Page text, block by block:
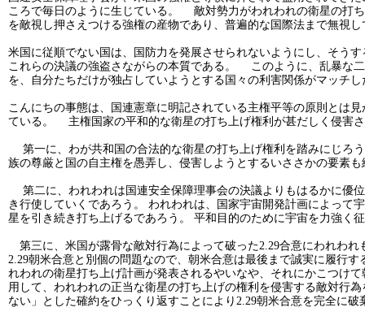
ころで毎日のように生じている。 敵対勢力がわれわれの衛星の打
を敵視し押さえつける強権の産物であり、普遍的な国際法まで無
米国に従順でない国は、国防力を発展させられないようにし、そう
これらの決議の強盗さながらの本質である。 このように、乱暴な
を、自分たちだけが独占していようとする国々の利害関係がマッ
こんにちの事態は、国連憲章に明記されている主権平等の原則とは
ている。 主権国家の平和的な衛星の打ち上げ権利が甚だしく侵害
第一に、わが共和国の合法的な衛星の打ち上げ権利を踏みにじろ
族の尊厳と国の自主権を愚弄し、侵害しようとするいささかの要素
第二に、われわれは国連安全保障理事会の決議よりもはるかに優
き行使していくであろう。 われわれは、国家宇宙開発計画によって
星を引き続き打ち上げるであろう。 平和目的のために宇宙を力強く
第三に、米国が露骨な敵対行為によって破った2.29合意にわれわ
2.29朝米合意と別個の問題なので、朝米合意は最後まで誠実に履行
れわれの衛星打ち上げ計画が発表されるやいなや、それにかこつけ
用して、われわれの正当な衛星の打ち上げの権利を侵害する敵対
ない」とした確約をひっくり返すことにより2.29朝米合意を完全に破